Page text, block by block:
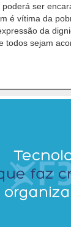
ser
é vítima da
da
todos sejam